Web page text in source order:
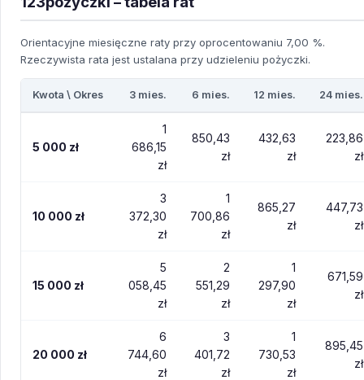
Orientacyjne miesięczne raty przy oprocentowaniu 7,00 %.
Rzeczywista rata jest ustalana przy udzieleniu pożyczki.
Kwota \ Okres 3 mies. 6 mies. 12 mies. 24 mies.
5 000 zł
1
686,15
zł
850,43
zł
432,63
zł
223,86
zł
10 000 zł
3
372,30
zł
1
700,86
zł
865,27
zł
447,73
zł
15 000 zł
5
058,45
zł
2
551,29
zł
1
297,90
zł
671,59
zł
20 000 zł
6
744,60
zł
3
401,72
zł
1
730,53
zł
895,45
zł